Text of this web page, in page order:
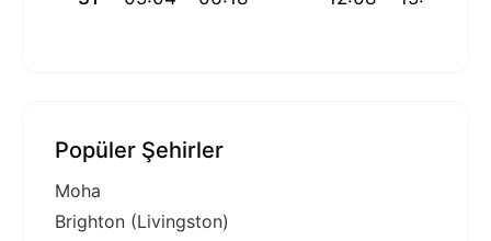
Popüler Şehirler
Moha
Brighton (Livingston)